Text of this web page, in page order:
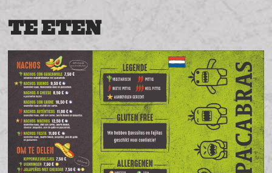
TE ETEN